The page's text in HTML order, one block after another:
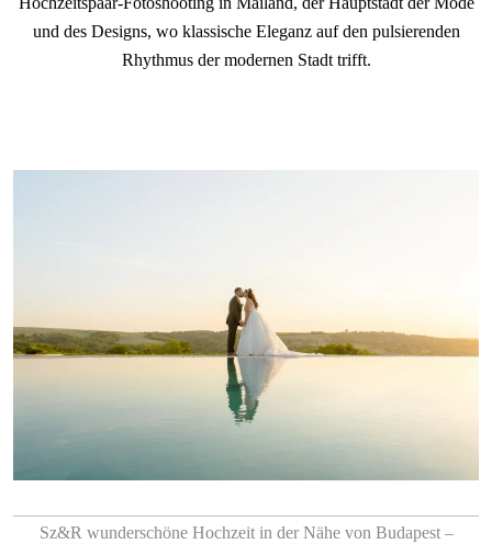
und des Designs, wo klassische Eleganz auf den pulsierenden
Rhythmus der modernen Stadt trifft.
Sz&R wunderschöne Hochzeit in der Nähe von Budapest –